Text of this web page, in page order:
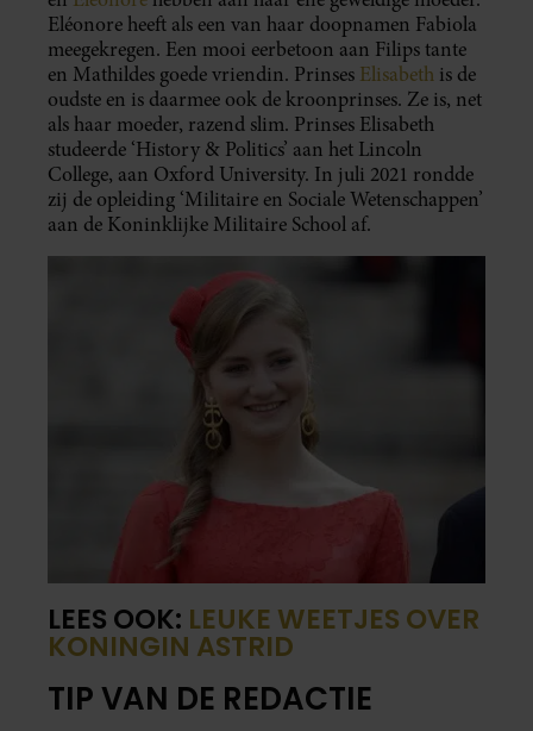
Eléonore heeft als een van haar doopnamen Fabiola
meegekregen. Een mooi eerbetoon aan Filips tante
en Mathildes goede vriendin. Prinses Elisabeth is de
oudste en is daarmee ook de kroonprinses. Ze is, net
als haar moeder, razend slim. Prinses Elisabeth
studeerde ‘History & Politics’ aan het Lincoln
College, aan Oxford University. In juli 2021 rondde
zij de opleiding ‘Militaire en Sociale Wetenschappen’
aan de Koninklijke Militaire School af.
LEES OOK: LEUKE WEETJES OVER
KONINGIN ASTRID
TIP VAN DE REDACTIE